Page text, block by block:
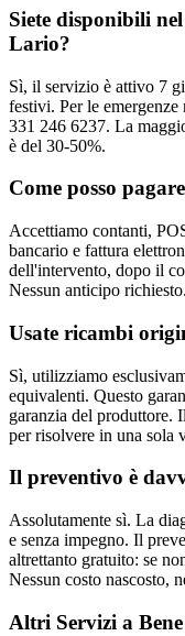
Siete disponibili
Lario?
Sì, il servizio è attivo 7
festivi. Per le
331 246 6237. La
è del 30-50%.
Come posso
Accettiamo contanti,
bancario e fattura
dell'intervento, dopo il
Nessun anticipo richiesto.
Usate ricambi
Sì, utilizziamo
equivalenti. Questo
garanzia del produttore.
per risolvere in una sola
Il preventivo è
Assolutamente sì. La
e senza impegno. Il
altrettanto gratuito: se
Nessun costo nascosto,
Altri Servizi a